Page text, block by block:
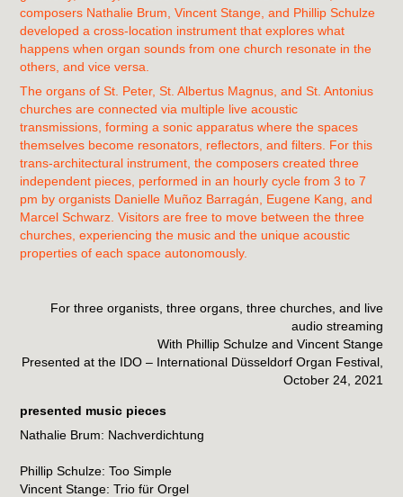
composers Nathalie Brum, Vincent Stange, and Phillip Schulze
developed a cross-location instrument that explores what
happens when organ sounds from one church resonate in the
others, and vice versa.
The organs of St. Peter, St. Albertus Magnus, and St. Antonius
churches are connected via multiple live acoustic
transmissions, forming a sonic apparatus where the spaces
themselves become resonators, reflectors, and filters. For this
trans-architectural instrument, the composers created three
independent pieces, performed in an hourly cycle from 3 to 7
pm by organists Danielle Muñoz Barragán, Eugene Kang, and
Marcel Schwarz. Visitors are free to move between the three
churches, experiencing the music and the unique acoustic
properties of each space autonomously.
For three organists, three organs, three churches, and live
audio streaming
With Phillip Schulze and Vincent Stange
Presented at the IDO – International Düsseldorf Organ Festival,
October 24, 2021
presented music pieces
Nathalie Brum: Nachverdichtung
Phillip Schulze: Too Simple
Vincent Stange: Trio für Orgel